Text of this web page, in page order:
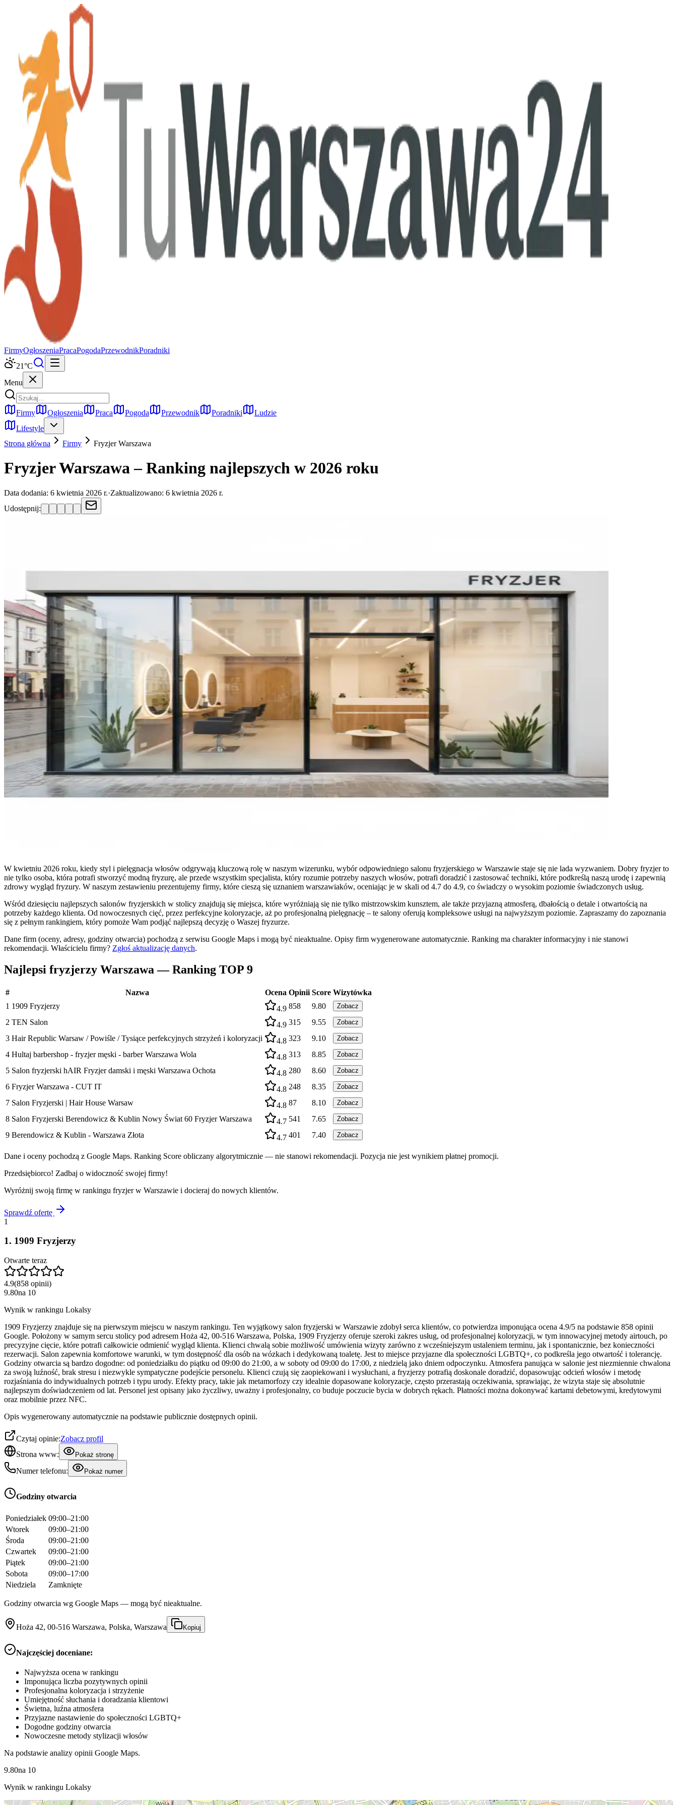
FirmyOgłoszeniaPracaPogodaPrzewodnikPoradniki
21°C
Menu
Firmy Ogłoszenia Praca Pogoda Przewodnik Poradniki
Ludzie
Lifestyle
Strona główna
Firmy Fryzjer Warszawa
Fryzjer Warszawa – Ranking najlepszych w 2026 roku
Data dodania: 6 kwietnia 2026 r.·Zaktualizowano: 6 kwietnia 2026 r.
Udostępnij:
W kwietniu 2026 roku, kiedy styl i pielęgnacja włosów odgrywają kluczową rolę w naszym wizerunku, wybór odpowiedniego salonu fryzjerskiego w Warszawie staje się nie lada wyzwaniem. Dobry fryzjer to
nie tylko osoba, która potrafi stworzyć modną fryzurę, ale przede wszystkim specjalista, który rozumie potrzeby naszych włosów, potrafi doradzić i zastosować techniki, które podkreślą naszą urodę i zapewnią
zdrowy wygląd fryzury. W naszym zestawieniu prezentujemy firmy, które cieszą się uznaniem warszawiaków, oceniając je w skali od 4.7 do 4.9, co świadczy o wysokim poziomie świadczonych usług.
Wśród dziesięciu najlepszych salonów fryzjerskich w stolicy znajdują się miejsca, które wyróżniają się nie tylko mistrzowskim kunsztem, ale także przyjazną atmosferą, dbałością o detale i otwartością na
potrzeby każdego klienta. Od nowoczesnych cięć, przez perfekcyjne koloryzacje, aż po profesjonalną pielęgnację – te salony oferują kompleksowe usługi na najwyższym poziomie. Zapraszamy do zapoznania
się z pełnym rankingiem, który pomoże Wam podjąć najlepszą decyzję o Waszej fryzurze.
Dane firm (oceny, adresy, godziny otwarcia) pochodzą z serwisu Google Maps i mogą być nieaktualne. Opisy firm wygenerowane automatycznie. Ranking ma charakter informacyjny i nie stanowi
rekomendacji. Właścicielu firmy? Zgłoś aktualizację danych.
Najlepsi fryzjerzy Warszawa — Ranking TOP 9
# Nazwa Ocena Opinii Score Wizytówka
1 1909 Fryzjerzy 4.9 858 9.80 Zobacz
2 TEN Salon 4.9 315 9.55 Zobacz
3 Hair Republic Warsaw / Powiśle / Tysiące perfekcyjnych strzyżeń i koloryzacji 4.8 323 9.10 Zobacz
4 Hultaj barbershop - fryzjer męski - barber Warszawa Wola 4.8 313 8.85 Zobacz
5 Salon fryzjerski hAIR Fryzjer damski i męski Warszawa Ochota 4.8 280 8.60 Zobacz
6 Fryzjer Warszawa - CUT IT 4.8 248 8.35 Zobacz
7 Salon Fryzjerski | Hair House Warsaw 4.8 87 8.10 Zobacz
8 Salon Fryzjerski Berendowicz & Kublin Nowy Świat 60 Fryzjer Warszawa 4.7 541 7.65 Zobacz
9 Berendowicz & Kublin - Warszawa Złota 4.7 401 7.40 Zobacz
Dane i oceny pochodzą z Google Maps. Ranking Score obliczany algorytmicznie — nie stanowi rekomendacji. Pozycja nie jest wynikiem płatnej promocji.
Przedsiębiorco! Zadbaj o widoczność swojej firmy!
Wyróżnij swoją firmę w rankingu fryzjerw Warszawie i docieraj do nowych klientów.
Sprawdź ofertę
1
1. 1909 Fryzjerzy
Otwarte teraz
4.9(858 opinii)
9.80na 10
Wynik w rankingu Lokalsy
1909 Fryzjerzy znajduje się na pierwszym miejscu w naszym rankingu. Ten wyjątkowy salon fryzjerski w Warszawie zdobył serca klientów, co potwierdza imponująca ocena 4.9/5 na podstawie 858 opinii
Google. Położony w samym sercu stolicy pod adresem Hoża 42, 00-516 Warszawa, Polska, 1909 Fryzjerzy oferuje szeroki zakres usług, od profesjonalnej koloryzacji, w tym innowacyjnej metody airtouch, po
precyzyjne cięcie, które potrafi całkowicie odmienić wygląd klienta. Klienci chwalą sobie możliwość umówienia wizyty zarówno z wcześniejszym ustaleniem terminu, jak i spontanicznie, bez konieczności
rezerwacji. Salon zapewnia komfortowe warunki, w tym dostępność dla osób na wózkach i dedykowaną toaletę. Jest to miejsce przyjazne dla społeczności LGBTQ+, co podkreśla jego otwartość i tolerancję.
Godziny otwarcia są bardzo dogodne: od poniedziałku do piątku od 09:00 do 21:00, a w soboty od 09:00 do 17:00, z niedzielą jako dniem odpoczynku. Atmosfera panująca w salonie jest niezmiennie chwalona
za swoją luźność, brak stresu i niezwykle sympatyczne podejście personelu. Klienci czują się zaopiekowani i wysłuchani, a fryzjerzy potrafią doskonale doradzić, dopasowując odcień włosów i metodę
rozjaśniania do indywidualnych potrzeb i typu urody. Efekty pracy, takie jak metamorfozy czy idealnie dopasowane koloryzacje, często przerastają oczekiwania, sprawiając, że wizyta staje się absolutnie
najlepszym doświadczeniem od lat. Personel jest opisany jako życzliwy, uważny i profesjonalny, co buduje poczucie bycia w dobrych rękach. Płatności można dokonywać kartami debetowymi, kredytowymi
oraz mobilnie przez NFC.
Opis wygenerowany automatycznie na podstawie publicznie dostępnych opinii.
Czytaj opinie:Zobacz profil
Strona www:
Pokaż stronę
Numer telefonu: Pokaż numer
Godziny otwarcia
Poniedziałek 09:00–21:00
Wtorek
09:00–21:00
Środa
09:00–21:00
Czwartek
09:00–21:00
Piątek
09:00–21:00
Sobota
09:00–17:00
Niedziela
Zamknięte
Godziny otwarcia wg Google Maps — mogą być nieaktualne.
Hoża 42, 00-516 Warszawa, Polska, Warszawa Kopiuj
Najczęściej doceniane:
Najwyższa ocena w rankingu
Imponująca liczba pozytywnych opinii
Profesjonalna koloryzacja i strzyżenie
Umiejętność słuchania i doradzania klientowi
Świetna, luźna atmosfera
Przyjazne nastawienie do społeczności LGBTQ+
Dogodne godziny otwarcia
Nowoczesne metody stylizacji włosów
Na podstawie analizy opinii Google Maps.
9.80na 10
Wynik w rankingu Lokalsy